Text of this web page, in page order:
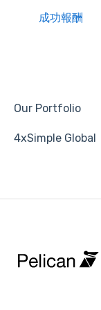
成功報酬
Our Portfolio
4xSimple Global